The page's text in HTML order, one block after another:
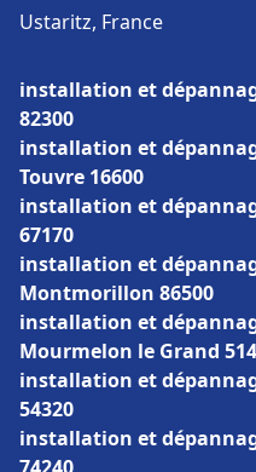
Ustaritz, France
installation et
82300
installation et
Touvre 16600
installation et
67170
installation et
Montmorillon 86500
installation et
Mourmelon le Grand
installation et
54320
installation et